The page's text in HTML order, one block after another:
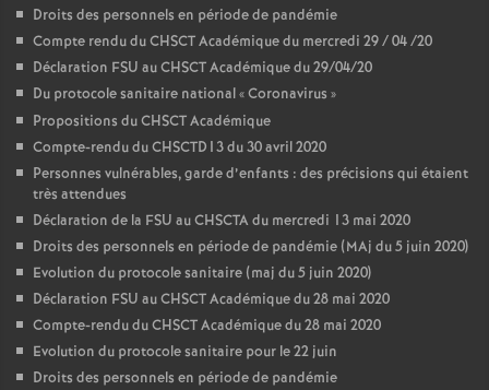
Droits des personnels en période de pandémie
Compte rendu du CHSCT Académique du mercredi 29 / 04 /20
Déclaration FSU au CHSCT Académique du 29/04/20
Du protocole sanitaire national «Coronavirus »
Propositions du CHSCT Académique
Compte-rendu du CHSCTD13 du 30 avril 2020
Personnes vulnérables, garde d’enfants : des précisions qui étaient
très attendues
Déclaration de la FSU au CHSCTA du mercredi 13 mai 2020
Droits des personnels en période de pandémie (MAj du 5 juin 2020)
Evolution du protocole sanitaire (maj du 5 juin 2020)
Déclaration FSU au CHSCT Académique du 28 mai 2020
Compte-rendu du CHSCT Académique du 28 mai 2020
Evolution du protocole sanitaire pour le 22 juin
Droits des personnels en période de pandémie